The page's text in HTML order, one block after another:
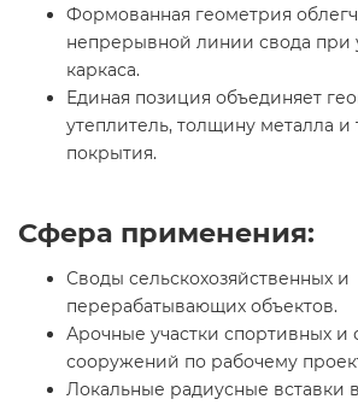
Формованная геометрия
непрерывной линии свода при
каркаса.
Единая позиция объединяет
утеплитель, толщину металла и
покрытия.
Сфера применения:
Своды сельскохозяйственных и
перерабатывающих объектов.
Арочные участки спортивных и
сооружений по рабочему
Локальные радиусные вставки в